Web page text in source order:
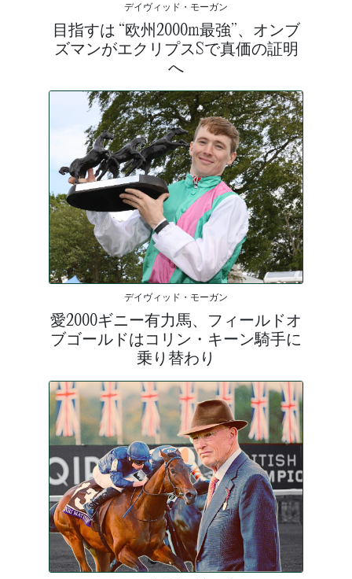
デイヴィッド・モーガン
目指すは “欧州2000m最強”、オンブ
ズマンがエクリプスSで真価の証明
へ
デイヴィッド・モーガン
愛2000ギニー有力馬、フィールドオ
ブゴールドはコリン・キーン騎手に
乗り替わり